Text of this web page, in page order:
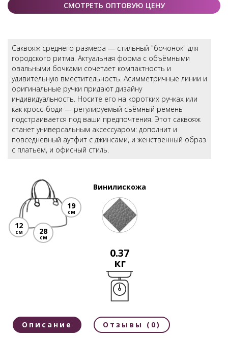
СМОТРЕТЬ ОПТОВУЮ ЦЕНУ
Саквояж среднего размера — стильный "бочонок" для
городского ритма. Актуальная форма с объёмными
овальными бочками сочетает компактность и
удивительную вместительность. Асимметричные линии и
оригинальные ручки придают дизайну
индивидуальность. Носите его на коротких ручках или
как кросс-боди — регулируемый съёмный ремень
подстраивается под ваши предпочтения. Этот саквояж
станет универсальным аксессуаром: дополнит и
повседневный аутфит с джинсами, и женственный образ
с платьем, и офисный стиль.
12
см
19
см
28
см
Винилискожа
0.37
кг
Описание Отзывы (0)